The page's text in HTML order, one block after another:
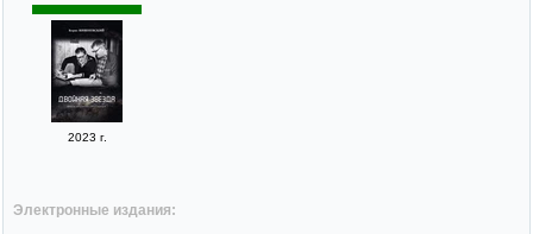
2023 г.
Электронные издания: